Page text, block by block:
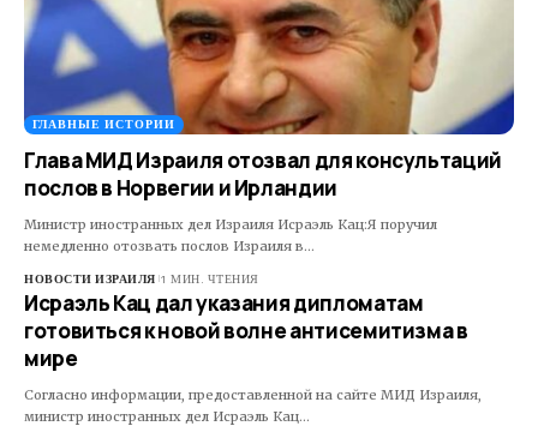
ГЛАВНЫЕ ИСТОРИИ
Глава МИД Израиля отозвал для консультаций
послов в Норвегии и Ирландии
Министр иностранных дел Израиля Исраэль Кац:Я поручил
немедленно отозвать послов Израиля в…
НОВОСТИ ИЗРАИЛЯ 1 МИН. ЧТЕНИЯ
Исраэль Кац дал указания дипломатам
готовиться к новой волне антисемитизма в
мире
Согласно информации, предоставленной на сайте МИД Израиля,
министр иностранных дел Исраэль Кац…